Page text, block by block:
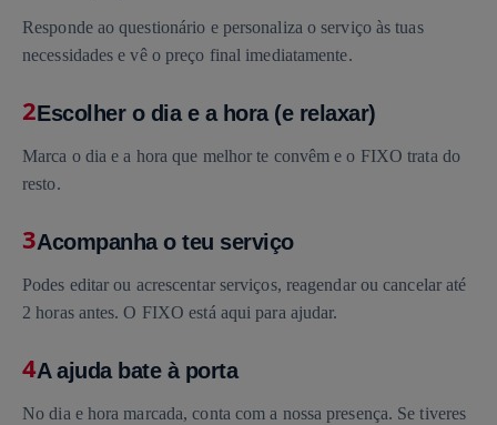
Responde ao questionário e personaliza o serviço às tuas
necessidades e vê o preço final imediatamente.
2Escolher o dia e a hora (e relaxar)
Marca o dia e a hora que melhor te convêm e o FIXO trata do
resto.
3Acompanha o teu serviço
Podes editar ou acrescentar serviços, reagendar ou cancelar até
2 horas antes. O FIXO está aqui para ajudar.
4A ajuda bate à porta
No dia e hora marcada, conta com a nossa presença. Se tiveres